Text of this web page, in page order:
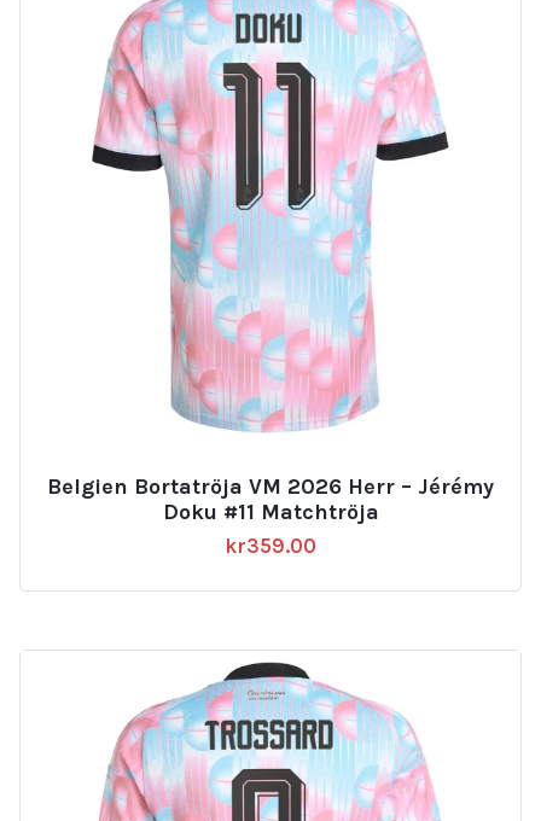
Belgien Bortatröja VM 2026 Herr – Jérémy
Doku #11 Matchtröja
kr359.00